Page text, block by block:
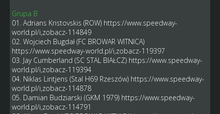
Grupa B
01. Adrians Kristovskis (ROW) https://www.speedway-
world.pl/i,zobacz-114849
02. Wojciech Bugdał (FC BROWAR WITNICA)
https://www.speedway-world.pl/i,zobacz-119397
03. Jay Cumberland (SC STAL BIAŁCZ) https://www.speedway-
world.pl/i,zobacz-119394
04. Niklas Lintjens (Stal H69 Rzeszów) https://www.speedway-
world.pl/i,zobacz-114878
05. Damian Budziarski (GKM 1979) https://www.speedway-
world.pl/i,zobacz-114791